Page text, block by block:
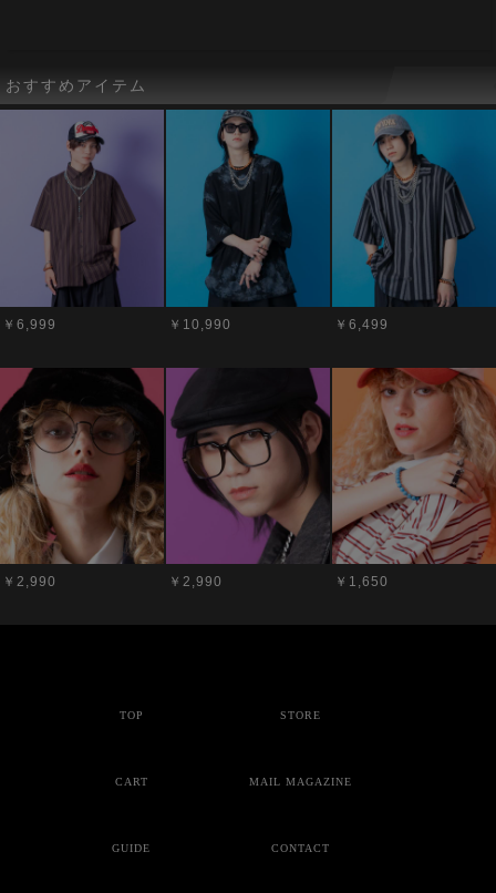
おすすめアイテム
￥6,999 ￥10,990 ￥6,499
￥2,990 ￥2,990 ￥1,650
TOP STORE
CART MAIL MAGAZINE
GUIDE CONTACT